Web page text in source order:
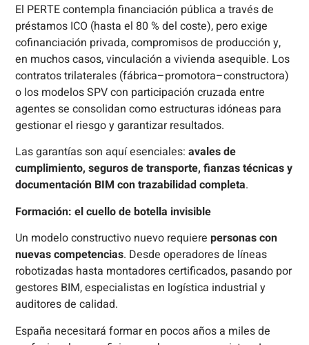
El PERTE contempla financiación pública a través de
préstamos ICO (hasta el 80 % del coste), pero exige
cofinanciación privada, compromisos de producción y,
en muchos casos, vinculación a vivienda asequible. Los
contratos trilaterales (fábrica–promotora–constructora)
o los modelos SPV con participación cruzada entre
agentes se consolidan como estructuras idóneas para
gestionar el riesgo y garantizar resultados.
Las garantías son aquí esenciales:avales de
cumplimiento, seguros de transporte, fianzas técnicas y
documentación BIM con trazabilidad completa.
Formación: el cuello de botella invisible
Un modelo constructivo nuevo requierepersonas con
nuevas competencias. Desde operadores de líneas
robotizadas hasta montadores certificados, pasando por
gestores BIM, especialistas en logística industrial y
auditores de calidad.
España necesitará formar en pocos años a miles de